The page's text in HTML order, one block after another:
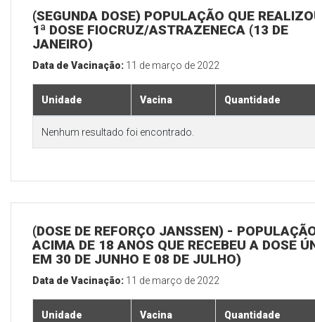
(SEGUNDA DOSE) POPULAÇÃO QUE
1ª DOSE FIOCRUZ/ASTRAZENECA (13 DE
JANEIRO)
Data de Vacinação: 11 de março de 2022
Unidade Vacina Quantidade
Nenhum resultado foi encontrado.
(DOSE DE REFORÇO JANSSEN) -
ACIMA DE 18 ANOS QUE RECEBEU A DOSE
EM 30 DE JUNHO E 08 DE JULHO)
Data de Vacinação: 11 de março de 2022
Unidade Vacina Quantidade